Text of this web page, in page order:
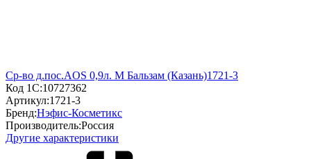
Ср-во д.пос.AOS 0,9л. М Бальзам (Казань)1721-3
Код 1С:10727362
Артикул:1721-3
Бренд:Нэфис-Косметикс
Производитель:Россия
Другие характеристики